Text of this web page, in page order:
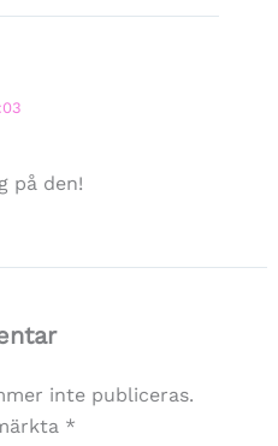
på den!
inte publiceras.
*